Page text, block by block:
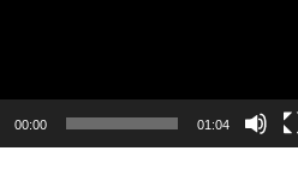
00:00 01:04